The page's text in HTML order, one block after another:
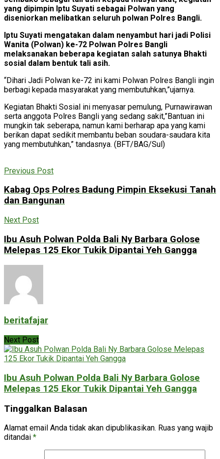
yang dipimpin Iptu Suyati sebagai Polwan yang
diseniorkan melibatkan seluruh polwan Polres Bangli.
Iptu Suyati mengatakan dalam nenyambut hari jadi Polisi
Wanita (Polwan) ke-72 Polwan Polres Bangli
melaksanakan beberapa kegiatan salah satunya Bhakti
sosial dalam bentuk tali asih.
“Dihari Jadi Polwan ke-72 ini kami Polwan Polres Bangli ingin
berbagi kepada masyarakat yang membutuhkan,”ujarnya.
Kegiatan Bhakti Sosial ini menyasar pemulung, Purnawirawan
serta anggota Polres Bangli yang sedang sakit,”Bantuan ini
mungkin tak seberapa, namun kami berharap apa yang kami
berikan dapat sedikit membantu beban soudara-saudara kita
yang membutuhkan,” tandasnya. (BFT/BAG/Sul)
Previous Post
Kabag Ops Polres Badung Pimpin Eksekusi Tanah
dan Bangunan
Next Post
Ibu Asuh Polwan Polda Bali Ny Barbara Golose
Melepas 125 Ekor Tukik Dipantai Yeh Gangga
beritafajar
Next Post
Ibu Asuh Polwan Polda Bali Ny Barbara Golose
Melepas 125 Ekor Tukik Dipantai Yeh Gangga
Tinggalkan Balasan
Alamat email Anda tidak akan dipublikasikan. Ruas yang wajib
ditandai *